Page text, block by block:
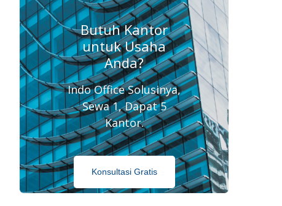
Butuh Kantor
untuk Usaha
Anda?
Indo Office Solusinya,
Sewa 1, Dapat 5
Kantor.
Konsultasi Gratis